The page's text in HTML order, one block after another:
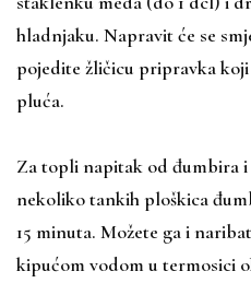
hladnjaku. Napravit će se
pojedite žličicu pripravka koji
pluća.
Za topli napitak od đumbira
nekoliko tankih ploškica
15 minuta. Možete ga i
kipućom vodom u termosici